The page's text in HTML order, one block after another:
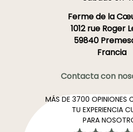
Ferme de la
1012 rue Roger
59840
Francia
Contacta con
MÁS DE 3700 OPINIONES
TU EXPERIENCIA
PARA